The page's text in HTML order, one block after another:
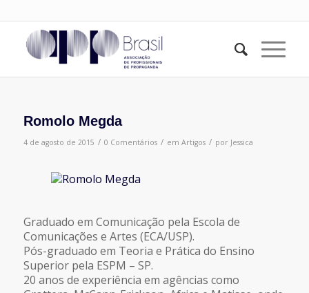
Romolo Megda
4 de agosto de 2015 / 0 Comentários / em Artigos / por Jessica
Graduado em Comunicação pela Escola de
Comunicações e Artes (ECA/USP).
Pós-graduado em Teoria e Prática do Ensino
Superior pela ESPM – SP.
20 anos de experiência em agências como